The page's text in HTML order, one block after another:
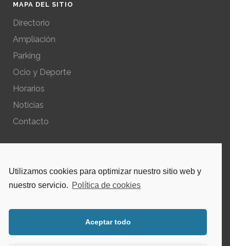
Utilizamos cookies para optimizar nuestro sitio web y
nuestro servicio. Política de cookies
Aceptar todo
MAPA DEL SITIO
Directorio
Ampliación
Parking
Ocio y Deporte
Horarios
Noticias
Contacto
Política de privacidad – Aviso Legal